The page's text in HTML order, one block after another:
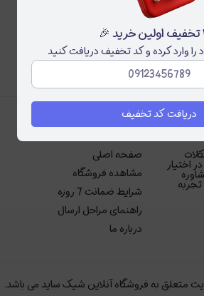
برای نمایش وجود ندارد
اختیار
دسترسی سریع
صفحه اصلی
مشاهده فروشگاه
شرایط ضمانت 7 روزه
راهنمای مراحل ارسال
درباره ما
متعلق به فروشگاه آنلاین شیک ساید می باشد.
را وارد کرده و کد تخفیف دریافت کنید
دریافت کد تخفیف